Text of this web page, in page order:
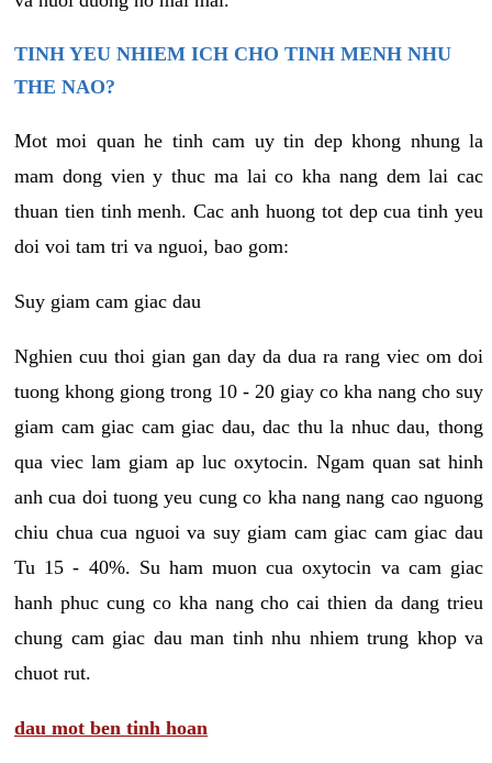
TINH YEU NHIEM ICH CHO TINH MENH NHU
THE NAO?
Mot moi quan he tinh cam uy tin dep khong nhung la
mam dong vien y thuc ma lai co kha nang dem lai cac
thuan tien tinh menh. Cac anh huong tot dep cua tinh yeu
doi voi tam tri va nguoi, bao gom:
Suy giam cam giac dau
Nghien cuu thoi gian gan day da dua ra rang viec om doi
tuong khong giong trong 10 - 20 giay co kha nang cho suy
giam cam giac cam giac dau, dac thu la nhuc dau, thong
qua viec lam giam ap luc oxytocin. Ngam quan sat hinh
anh cua doi tuong yeu cung co kha nang nang cao nguong
chiu chua cua nguoi va suy giam cam giac cam giac dau
Tu 15 - 40%. Su ham muon cua oxytocin va cam giac
hanh phuc cung co kha nang cho cai thien da dang trieu
chung cam giac dau man tinh nhu nhiem trung khop va
chuot rut.
dau mot ben tinh hoan